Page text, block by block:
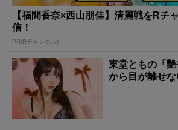
【福間香奈×西山朋佳】清麗戦をRチ
信！
PR(Rチャンネル)
東堂ともの「艷
から目が離せな